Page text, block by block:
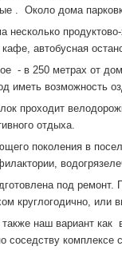
. Около дома
продуктово-
кафе, автобусная
- в 250 метрах от
иметь возможность
проходит
отдыха.
поколения в
под ремонт.
круглогодично,
наш вариант как
соседству